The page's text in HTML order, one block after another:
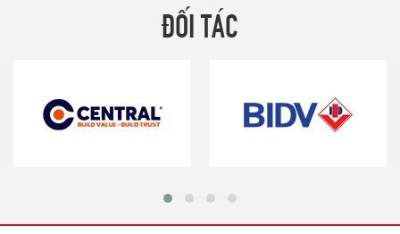
ĐỐI TÁC